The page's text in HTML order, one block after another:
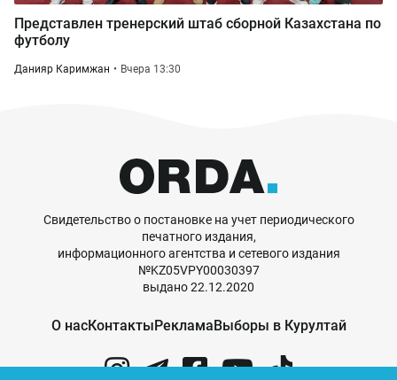
Представлен тренерский штаб сборной Казахстана по
футболу
Данияр Каримжан Вчера 13:30
Свидетельство о постановке на учет периодического
печатного издания,
информационного агентства и сетевого издания
№KZ05VPY00030397
выдано 22.12.2020
О насКонтактыРекламаВыборы в Курултай